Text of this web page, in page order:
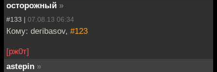
осторожный »
#133 | 07.08.13 06:34
Кому: deribasov, #123
[рж0т]
astepin »